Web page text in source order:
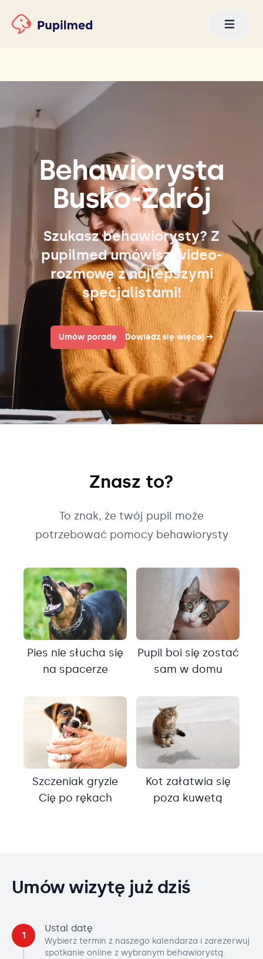
Behawiorysta
Busko-Zdrój
Szukasz behawiorysty? Z
pupilmed umówisz wideo-
rozmowę z najlepszymi
specjalistami!
Umów poradę Dowiedz się więcej →
Znasz to?
To znak, że twój pupil może
potrzebować pomocy behawiorysty
Pies nie słucha się
na spacerze
Pupil boi się zostać
sam w domu
Szczeniak gryzie
Cię po rękach
Kot załatwia się
poza kuwetą
Umów wizytę już dziś
1
Ustal datę
Wybierz termin z naszego kalendarza i zarezerwuj
spotkanie online z wybranym behawiorystą.